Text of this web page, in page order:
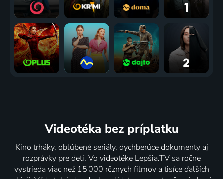
Videotéka bez príplatku
Kino trháky, obľúbené seriály, dychberúce dokumenty aj
rozprávky pre deti. Vo videotéke Lepšia.TV sa ročne
vystrieda viac než 15 000 rôznych filmov a tisíce ďalších